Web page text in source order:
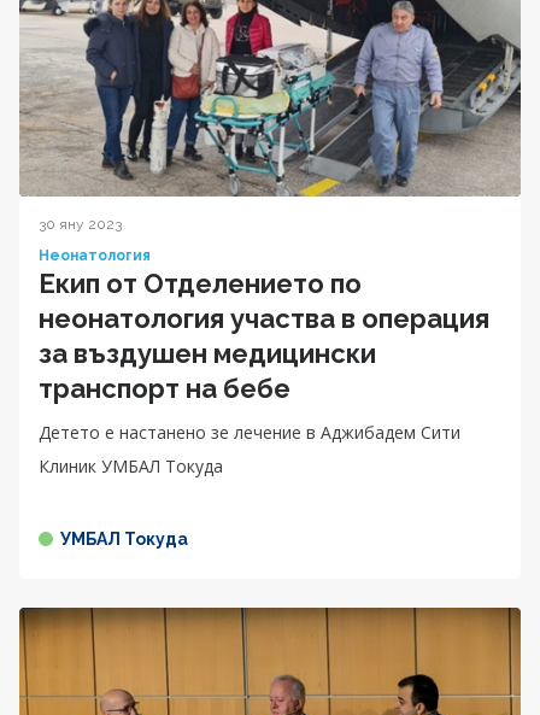
30 яну 2023
Неонатология
Екип от Отделението по
неонатология участва в операция
за въздушен медицински
транспорт на бебе
Детето е настанено зе лечение в Аджибадем Сити
Клиник УМБАЛ Токуда
УМБАЛ Токуда